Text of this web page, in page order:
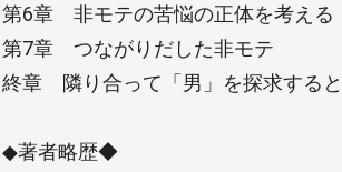
第6章 非モテの苦悩の正体を考える
第7章 つながりだした非モテ
終章 隣り合って「男」を探求する
◆著者略歴◆